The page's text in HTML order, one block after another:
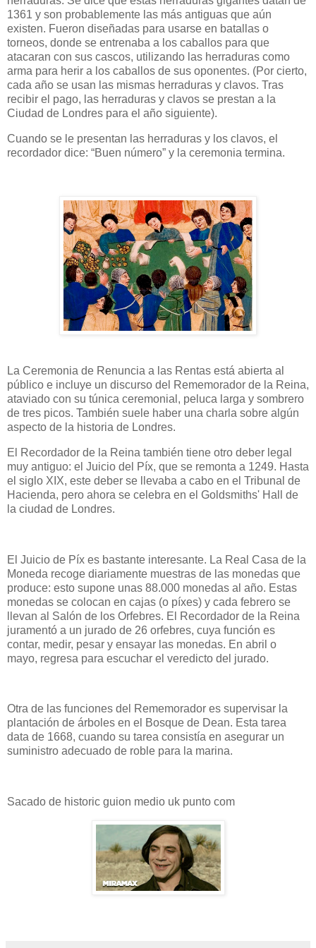
1361 y son probablemente las más antiguas que aún
existen. Fueron diseñadas para usarse en batallas o
torneos, donde se entrenaba a los caballos para que
atacaran con sus cascos, utilizando las herraduras como
arma para herir a los caballos de sus oponentes. (Por cierto,
cada año se usan las mismas herraduras y clavos. Tras
recibir el pago, las herraduras y clavos se prestan a la
Ciudad de Londres para el año siguiente).
Cuando se le presentan las herraduras y los clavos, el
recordador dice: “Buen número” y la ceremonia termina.
La Ceremonia de Renuncia a las Rentas está abierta al
público e incluye un discurso del Rememorador de la Reina,
ataviado con su túnica ceremonial, peluca larga y sombrero
de tres picos. También suele haber una charla sobre algún
aspecto de la historia de Londres.
El Recordador de la Reina también tiene otro deber legal
muy antiguo: el Juicio del Píx, que se remonta a 1249. Hasta
el siglo XIX, este deber se llevaba a cabo en el Tribunal de
Hacienda, pero ahora se celebra en el Goldsmiths' Hall de
la ciudad de Londres.
El Juicio de Píx es bastante interesante. La Real Casa de la
Moneda recoge diariamente muestras de las monedas que
produce: esto supone unas 88.000 monedas al año. Estas
monedas se colocan en cajas (o píxes) y cada febrero se
llevan al Salón de los Orfebres. El Recordador de la Reina
juramentó a un jurado de 26 orfebres, cuya función es
contar, medir, pesar y ensayar las monedas. En abril o
mayo, regresa para escuchar el veredicto del jurado.
Otra de las funciones del Rememorador es supervisar la
plantación de árboles en el Bosque de Dean. Esta tarea
data de 1668, cuando su tarea consistía en asegurar un
suministro adecuado de roble para la marina.
Sacado de historic guion medio uk punto com